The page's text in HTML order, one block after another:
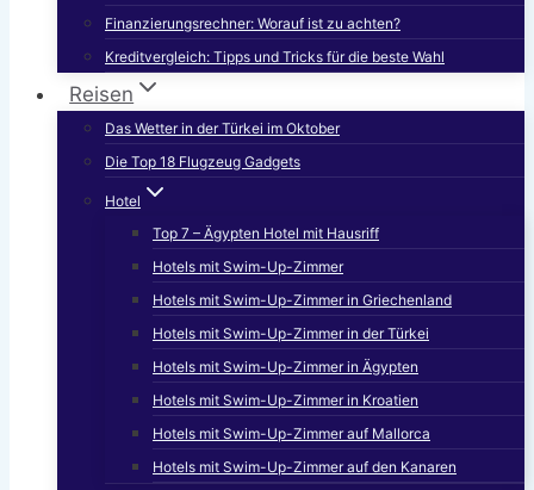
Finanzierungsrechner: Worauf ist zu achten?
Kreditvergleich: Tipps und Tricks für die beste Wahl
Reisen
Das Wetter in der Türkei im Oktober
Die Top 18 Flugzeug Gadgets
Hotel
Top 7 – Ägypten Hotel mit Hausriff
Hotels mit Swim-Up-Zimmer
Hotels mit Swim-Up-Zimmer in Griechenland
Hotels mit Swim-Up-Zimmer in der Türkei
Hotels mit Swim-Up-Zimmer in Ägypten
Hotels mit Swim-Up-Zimmer in Kroatien
Hotels mit Swim-Up-Zimmer auf Mallorca
Hotels mit Swim-Up-Zimmer auf den Kanaren